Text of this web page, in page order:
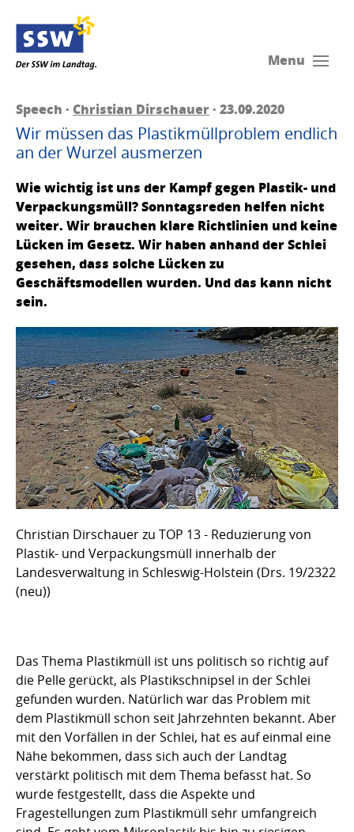
Menu
Speech · Christian Dirschauer· 23.09.2020
Wir müssen das Plastikmüllproblem endlich
an der Wurzel ausmerzen
Wie wichtig ist uns der Kampf gegen Plastik- und
Verpackungsmüll? Sonntagsreden helfen nicht
weiter. Wir brauchen klare Richtlinien und keine
Lücken im Gesetz. Wir haben anhand der Schlei
gesehen, dass solche Lücken zu
Geschäftsmodellen wurden. Und das kann nicht
sein.
Christian Dirschauer zu TOP 13 - Reduzierung von
Plastik- und Verpackungsmüll innerhalb der
Landesverwaltung in Schleswig-Holstein (Drs. 19/2322
(neu))
Das Thema Plastikmüll ist uns politisch so richtig auf
die Pelle gerückt, als Plastikschnipsel in der Schlei
gefunden wurden. Natürlich war das Problem mit
dem Plastikmüll schon seit Jahrzehnten bekannt. Aber
mit den Vorfällen in der Schlei, hat es auf einmal eine
Nähe bekommen, dass sich auch der Landtag
verstärkt politisch mit dem Thema befasst hat. So
wurde festgestellt, dass die Aspekte und
Fragestellungen zum Plastikmüll sehr umfangreich